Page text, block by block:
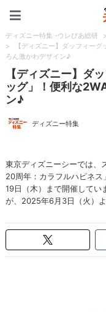
ディズニー特集 -ウレぴあ総研 >
>
【ディズニー】ダッフィー
ろん激かわデザイン♪
【ディズニー】ダ
ッグ」！便利な
ン♪
ディズニー特集
東京ディズニーシーでは、
20周年：カラフルハピネ
19日（木）まで開催してい
が、2025年6月3日（火）よ